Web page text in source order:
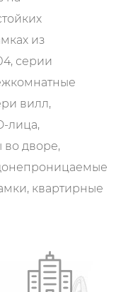
из
серии
вилл,
лица,
дворе,
квартирные
и
Hangxiao